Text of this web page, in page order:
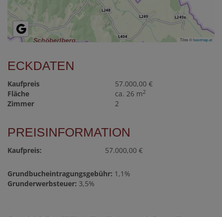
Tiles ©basemap.at
ECKDATEN
Kaufpreis
57.000,00 €
Fläche
ca. 26 m2
Zimmer 2
PREISINFORMATION
Kaufpreis: 57.000,00 €
Grundbucheintragungsgebühr: 1,1%
Grunderwerbsteuer: 3,5%